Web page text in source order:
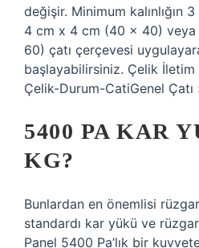
değişir. Minimum kalınlığın
4 cm x 4 cm (40 x 40)
60) çatı çerçevesi
başlayabilirsiniz. Çelik İletim
Çelik-Durum-CatiGenel
5400 PA KAR
KG?
Bunlardan en önemlisi
standardı kar yükü ve
Panel 5400 Pa’lık bir